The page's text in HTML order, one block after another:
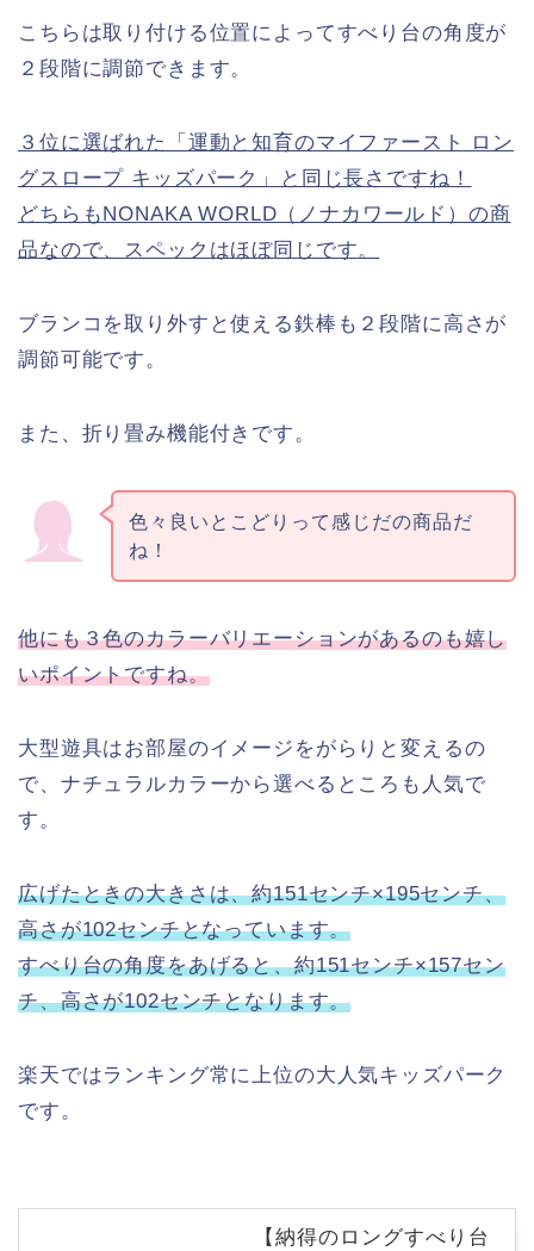
こちらは取り付ける位置によってすべり台の角度が
２段階に調節できます。
３位に選ばれた「運動と知育のマイファースト ロン
グスロープ キッズパーク」と同じ長さですね！
どちらもNONAKA WORLD（ノナカワールド）の商
品なので、スペックはほぼ同じです。
ブランコを取り外すと使える鉄棒も２段階に高さが
調節可能です。
また、折り畳み機能付きです。
色々良いとこどりって感じだの商品だ
ね！
他にも３色のカラーバリエーションがあるのも嬉し
いポイントですね。
大型遊具はお部屋のイメージをがらりと変えるの
で、ナチュラルカラーから選べるところも人気で
す。
広げたときの大きさは、約151センチ×195センチ、
高さが102センチとなっています。
すべり台の角度をあげると、約151センチ×157セン
チ、高さが102センチとなります。
楽天ではランキング常に上位の大人気キッズパーク
です。
【納得のロングすべり台